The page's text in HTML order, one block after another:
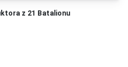
z 21 Batalionu